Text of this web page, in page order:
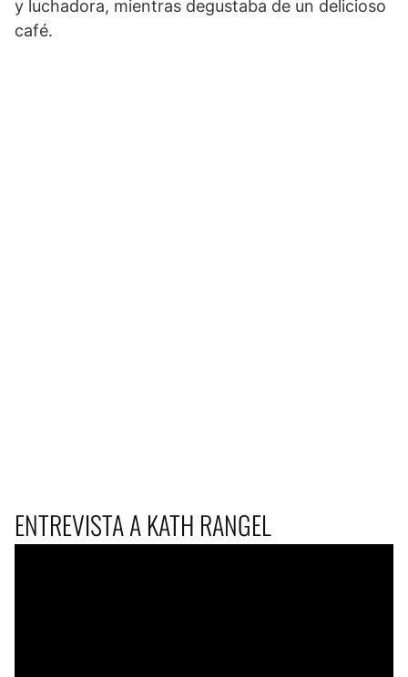
y luchadora, mientras degustaba de un delicioso
café.
ENTREVISTA A KATH RANGEL